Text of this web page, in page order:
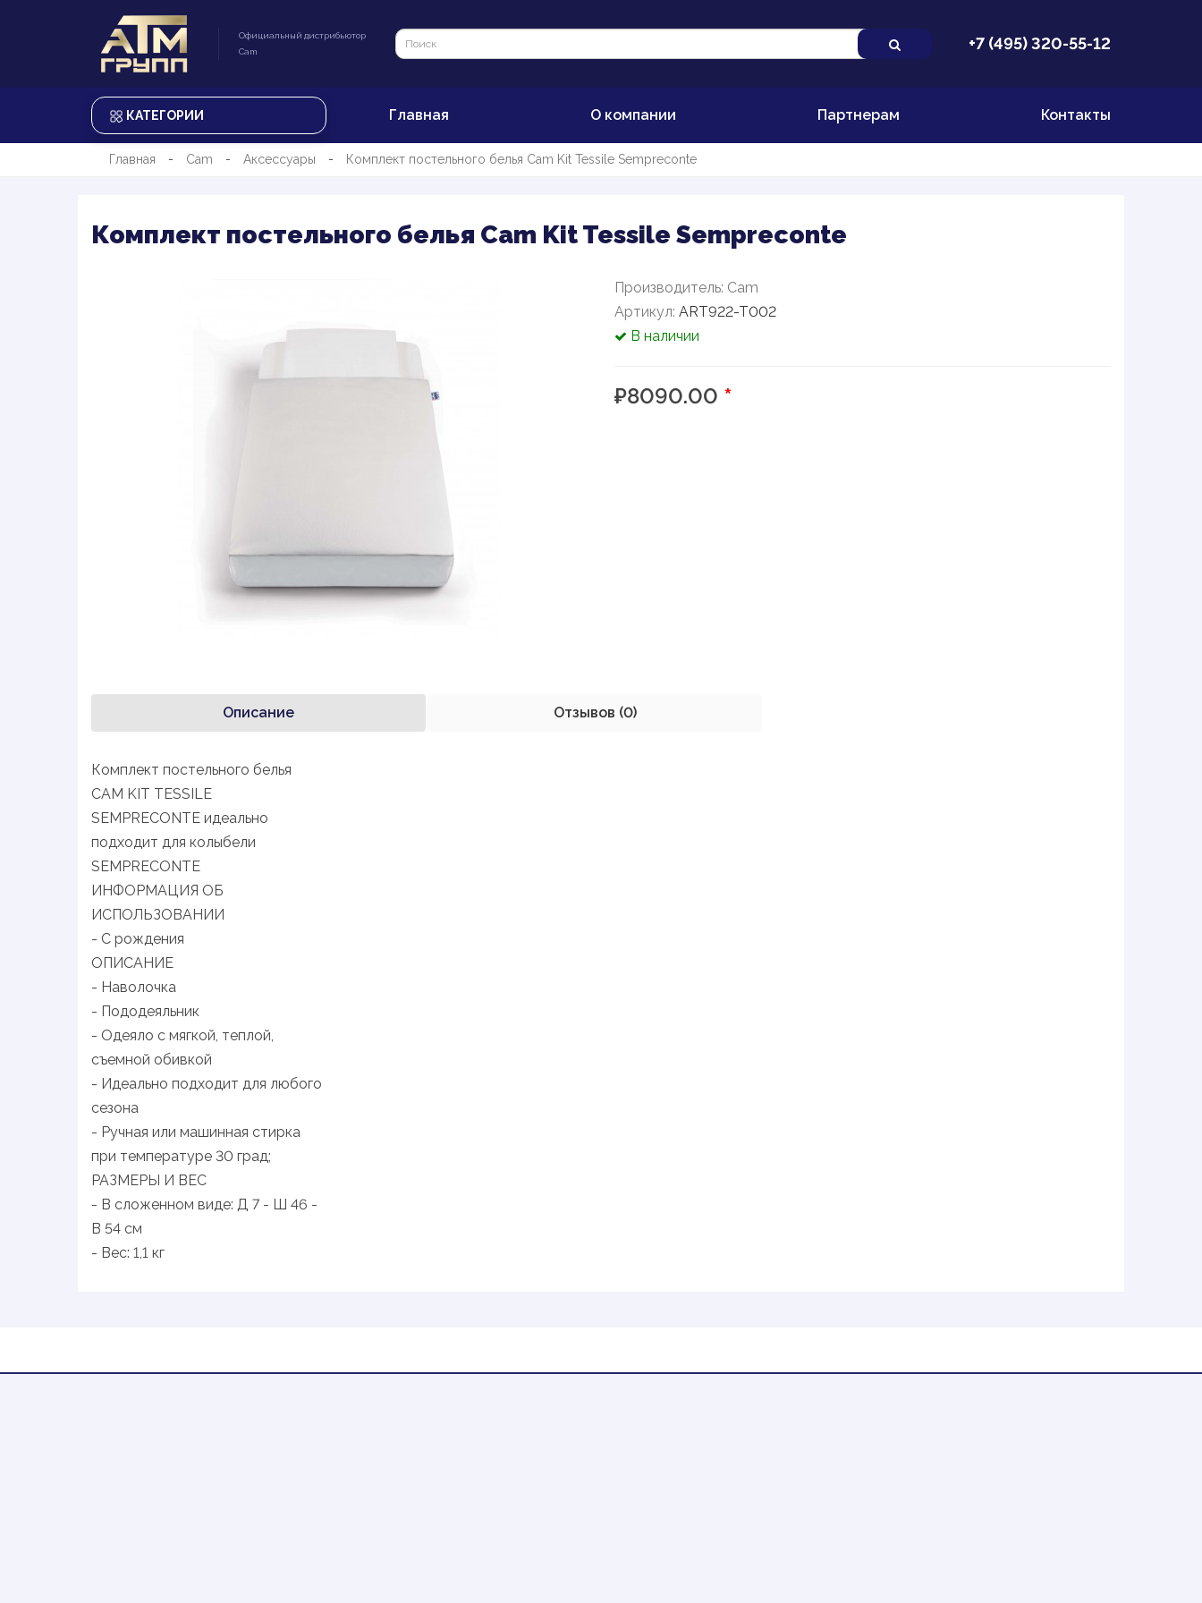
Официальный дистрибьютор
Cam
+7 (495) 320-55-12
КАТЕГОРИИ Главная О компании Партнерам Контакты
Главная Cam Аксессуары Комплект постельного белья Cam Kit Tessile Sempreconte
Комплект постельного белья Cam Kit Tessile Sempreconte
Производитель: Cam
Артикул: ART922-T002
В наличии
₽8090.00 *
Описание Отзывов (0)
Комплект постельного белья
CAM KIT TESSILE
SEMPRECONTE идеально
подходит для колыбели
SEMPRECONTE
ИНФОРМАЦИЯ ОБ
ИСПОЛЬЗОВАНИИ
- C рождения
ОПИСАНИЕ
- Наволочка
- Пододеяльник
- Одеяло с мягкой, теплой,
съемной обивкой
- Идеально подходит для любого
сезона
- Ручная или машинная стирка
при температуре 30 град;
РАЗМЕРЫ И ВЕС
- В сложенном виде: Д 7 - Ш 46 -
В 54 см
- Вес: 1,1 кг